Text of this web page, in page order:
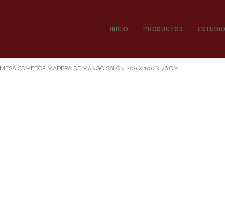
INICIO PRODUCTOS ESTUDIO
MESA COMEDOR MADERA DE MANGO SALÓN 200 X 100 X 76 CM